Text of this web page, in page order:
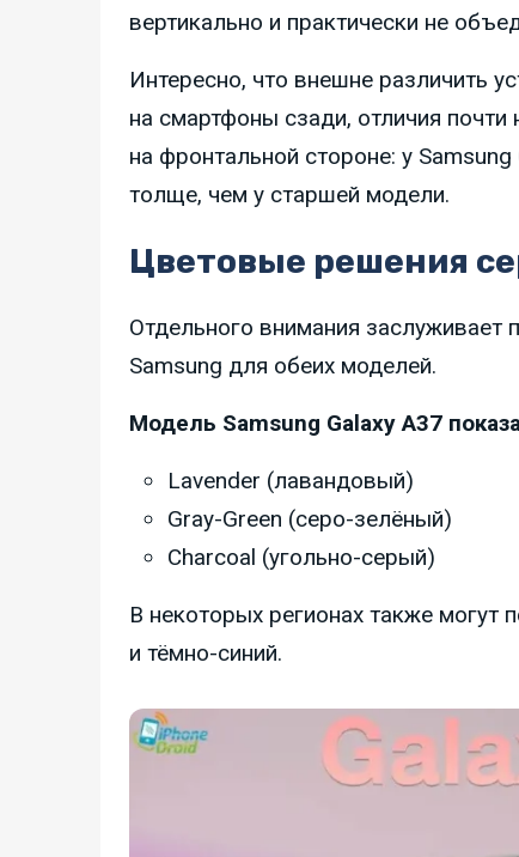
вертикально и практически не
Интересно, что внешне различить
на смартфоны сзади, отличия
на фронтальной стороне: у
толще, чем у старшей модели.
Цветовые решения
Отдельного внимания заслуживает
Samsung для обеих моделей.
Модель Samsung Galaxy A37
Lavender (лавандовый)
Gray-Green (серо-зелёный)
Charcoal (угольно-серый)
В некоторых регионах также
и тёмно-синий.